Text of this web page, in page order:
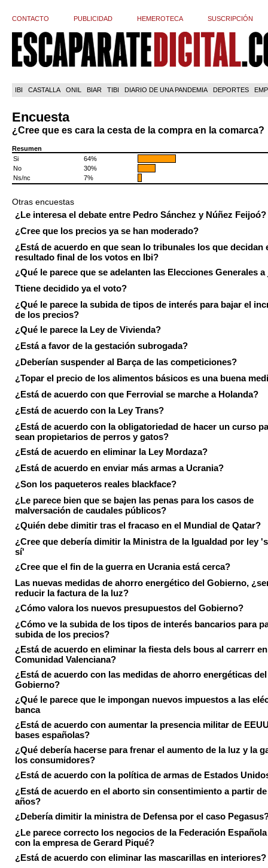
CONTACTO PUBLICIDAD HEMEROTECA SUSCRIPCIÓN
IBI CASTALLA ONIL BIAR TIBI DIARIO DE UNA PANDEMIA DEPORTES
Encuesta
¿Cree que es cara la cesta de la compra en la comarca?
Resumen
Si
64%
No
30%
Ns/nc
7%
Otras encuestas
¿Le interesa el debate entre Pedro Sánchez y Núñez Feijoó?
¿Cree que los precios ya se han moderado?
¿Está de acuerdo en que sean lo tribunales los que decidan
resultado final de los votos en Ibi?
¿Qué le parece que se adelanten las Elecciones Generales
Ttiene decidido ya el voto?
¿Qué le parece la subida de tipos de interés para bajar el
de los precios?
¿Qué le parece la Ley de Vivienda?
¿Está a favor de la gestación subrogada?
¿Deberían suspender al Barça de las competiciones?
¿Topar el precio de los alimentos básicos es una buena
¿Está de acuerdo con que Ferrovial se marche a Holanda?
¿Está de acuerdo con la Ley Trans?
¿Está de acuerdo con la obligatoriedad de hacer un curso
sean propietarios de perros y gatos?
¿Está de acuerdo en eliminar la Ley Mordaza?
¿Está de acuerdo en enviar más armas a Ucrania?
¿Son los paqueteros reales blackface?
¿Le parece bien que se bajen las penas para los casos de
malversación de caudales públicos?
¿Quién debe dimitir tras el fracaso en el Mundial de Qatar?
¿Cree que debería dimitir la Ministra de la Igualdad por ley
sí'
¿Cree que el fin de la guerra en Ucrania está cerca?
Las nuevas medidas de ahorro energético del Gobierno,
reducir la factura de la luz?
¿Cómo valora los nuevos presupuestos del Gobierno?
¿Cómo ve la subida de los tipos de interés bancarios para
subida de los precios?
¿Está de acuerdo en eliminar la fiesta dels bous al carrerr
Comunidad Valenciana?
¿Está de acuerdo con las medidas de ahorro energéticas del
Gobierno?
¿Qué le parece que le impongan nuevos impuestos a las
banca
¿Está de acuerdo con aumentar la presencia militar de
bases españolas?
¿Qué debería hacerse para frenar el aumento de la luz y la
los consumidores?
¿Está de acuerdo con la política de armas de Estados
¿Está de acuerdo en el aborto sin consentimiento a partir
años?
¿Debería dimitir la ministra de Defensa por el caso
¿Le parece correcto los negocios de la Federación
con la empresa de Gerard Piqué?
¿Está de acuerdo con eliminar las mascarillas en interiores?